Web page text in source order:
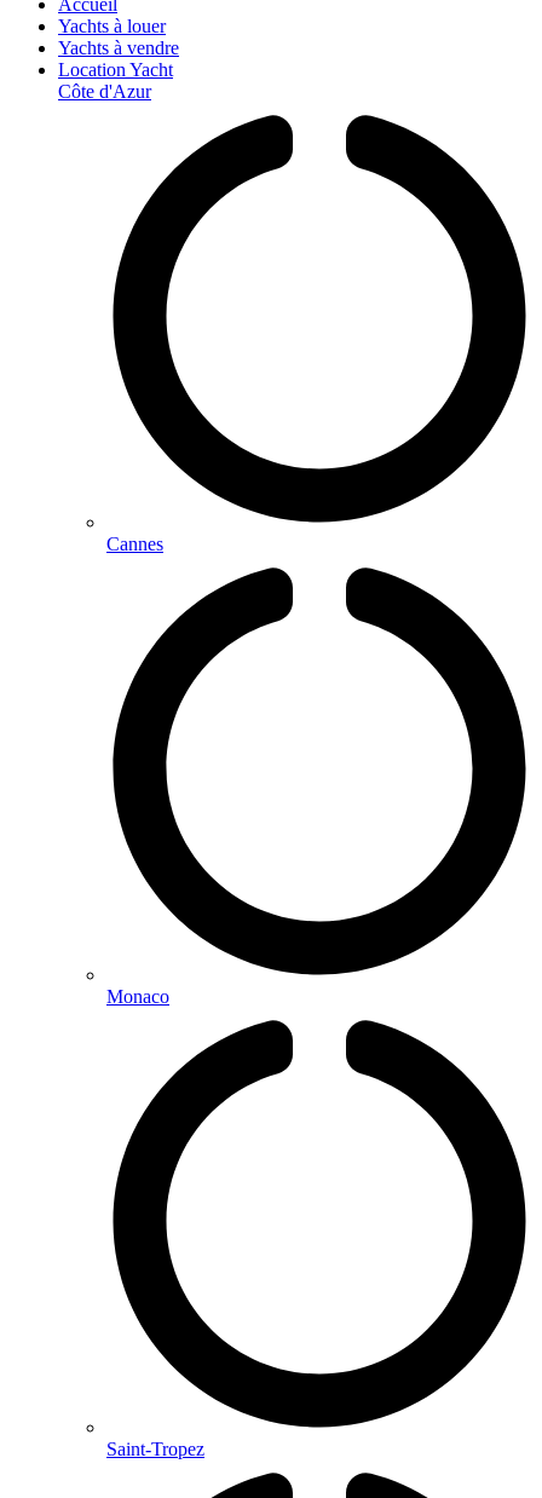
Yachts à louer
Yachts à vendre
Location Yacht
Côte d'Azur
Cannes
Monaco
Saint-Tropez